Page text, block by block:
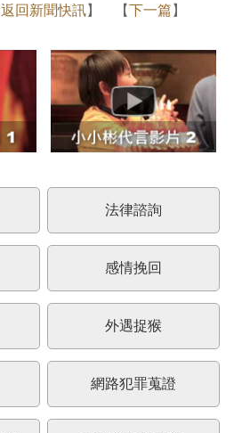
返回新聞快訊】 【下一篇 】
法律諮詢
感情挽回
外遇捉猴
網路犯罪蒐證